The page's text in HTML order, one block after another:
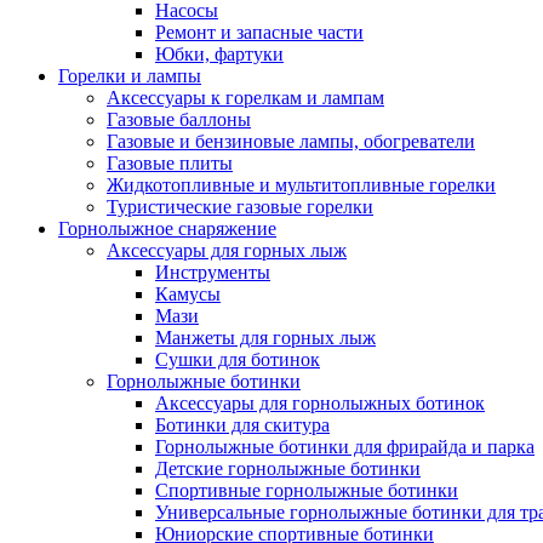
Насосы
Ремонт и запасные части
Юбки, фартуки
Горелки и лампы
Аксессуары к горелкам и лампам
Газовые баллоны
Газовые и бензиновые лампы, обогреватели
Газовые плиты
Жидкотопливные и мультитопливные горелки
Туристические газовые горелки
Горнолыжное снаряжение
Аксессуары для горных лыж
Инструменты
Камусы
Мази
Манжеты для горных лыж
Сушки для ботинок
Горнолыжные ботинки
Аксессуары для горнолыжных ботинок
Ботинки для скитура
Горнолыжные ботинки для фрирайда и парка
Детские горнолыжные ботинки
Спортивные горнолыжные ботинки
Универсальные горнолыжные ботинки для
Юниорские спортивные ботинки